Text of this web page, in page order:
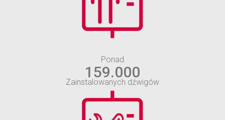
Ponad
159.000
Zainstalowanych dźwigów